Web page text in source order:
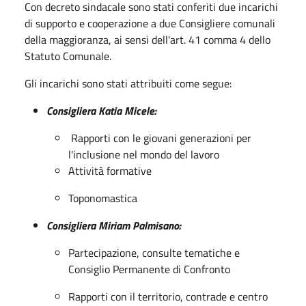
Con decreto sindacale sono stati conferiti due incarichi
di supporto e cooperazione a due Consigliere comunali
della maggioranza, ai sensi dell'art. 41 comma 4 dello
Statuto Comunale.
Gli incarichi sono stati attribuiti come segue:
Consigliera Katia Micele:
Rapporti con le giovani generazioni per
l'inclusione nel mondo del lavoro
Attività formative
Toponomastica
Consigliera Miriam Palmisano:
Partecipazione, consulte tematiche e
Consiglio Permanente di Confronto
Rapporti con il territorio, contrade e centro